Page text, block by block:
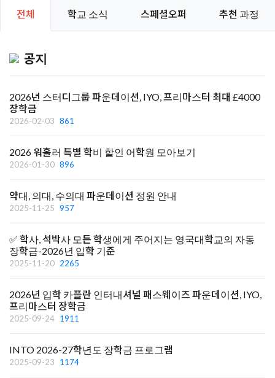
전체 학교 소식 스페셜오퍼 추천 과정
공지
2026년 스터디그룹 파운데이션, IYO, 프리마스터 최대 £4000
장학금
2026-02-03 861
2026 워홀러 특별 학비 할인 어학원 모아보기
2026-01-30 896
약대, 의대, 수의대 파운데이션 정원 안내
2025-11-25 957
✅ 학사, 석박사 모든 학생에게 주어지는 영국대학교의 자동
장학금-2026년 입학 기준
2025-11-20 2265
2026년 입학 카플란 인터내셔널 패스웨이즈 파운데이션, IYO,
프리마스터 장학금
2025-09-24 1911
INTO 2026-27학년도 장학금 프로그램
2025-09-23 1174